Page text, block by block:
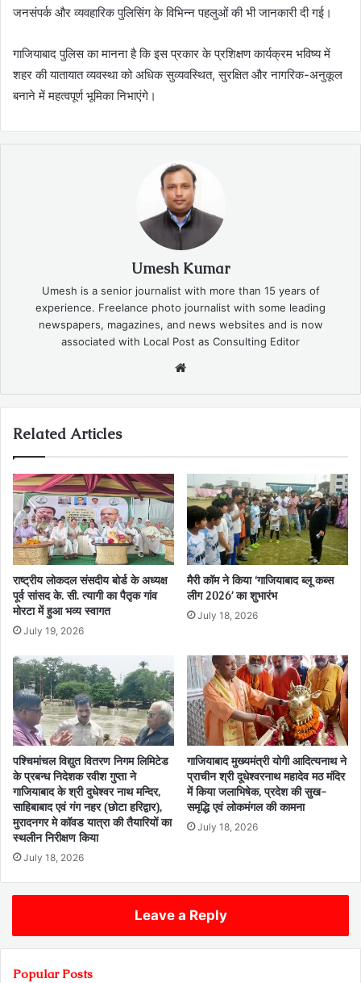
जनसंपर्क और व्यवहारिक पुलिसिंग के विभिन्न पहलुओं की भी जानकारी दी गई।
गाजियाबाद पुलिस का मानना है कि इस प्रकार के प्रशिक्षण कार्यक्रम भविष्य में
शहर की यातायात व्यवस्था को अधिक सुव्यवस्थित, सुरक्षित और नागरिक-अनुकूल
बनाने में महत्वपूर्ण भूमिका निभाएंगे।
Umesh Kumar
Umesh is a senior journalist with more than 15 years of
experience. Freelance photo journalist with some leading
newspapers, magazines, and news websites and is now
associated with Local Post as Consulting Editor
Related Articles
राष्ट्रीय लोकदल संसदीय बोर्ड के अध्यक्ष
पूर्व सांसद के. सी. त्यागी का पैतृक गांव
मोरटा में हुआ भव्य स्वागत
July 19, 2026
मैरी कॉम ने किया ‘गाजियाबाद ब्लू कब्स
लीग 2026’ का शुभारंभ
July 18, 2026
पश्चिमांचल विद्युत वितरण निगम लिमिटेड
के प्रबन्ध निदेशक रवीश गुप्ता ने
गाजियाबाद के श्री दुधेश्वर नाथ मन्दिर,
साहिबाबाद एवं गंग नहर (छोटा हरिद्वार),
मुरादनगर मे कॉवड यात्रा की तैयारियों का
स्थलीन निरीक्षण किया
July 18, 2026
गाजियाबाद मुख्यमंत्री योगी आदित्यनाथ ने
प्राचीन श्री दूधेश्वरनाथ महादेव मठ मंदिर
में किया जलाभिषेक, प्रदेश की सुख-
समृद्धि एवं लोकमंगल की कामना
July 18, 2026
Leave a Reply
Popular Posts